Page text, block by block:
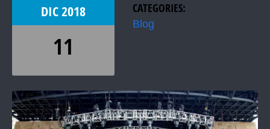
DIC2018
11
CATEGORIES:
Blog